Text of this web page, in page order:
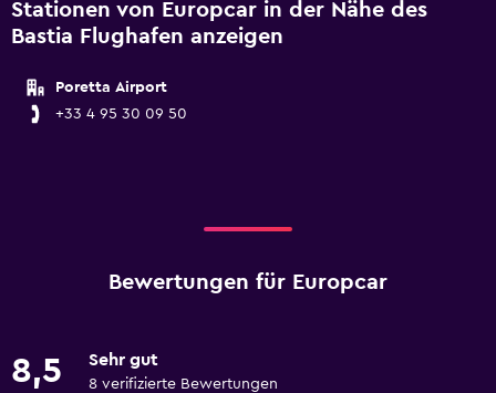
Stationen von Europcar in der Nähe des
Bastia Flughafen anzeigen
Poretta Airport
+33 4 95 30 09 50
Bewertungen für Europcar
8,5 Sehr gut
8 verifizierte Bewertungen